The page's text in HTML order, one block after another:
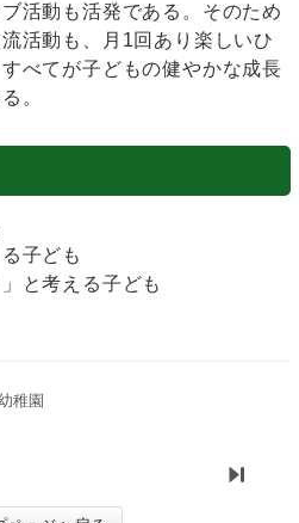
活動も活発である。そのため
活動も、月1回あり楽しいひ
べてが子どもの健やかな成長
。
子ども
と考える子ども
稚園